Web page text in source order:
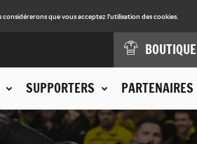
que vous acceptez l'utilisation des cookies.
SUPPORTERS PARTENAIRES
BOUTIQUE